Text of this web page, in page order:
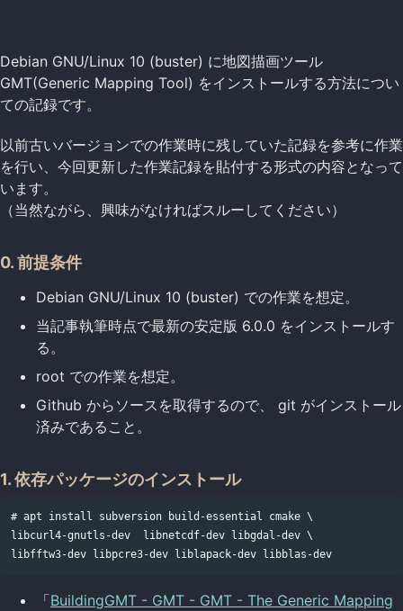
Debian GNU/Linux 10 (buster) に地図描画ツール
GMT(Generic Mapping Tool) をインストールする方法につい
ての記録です。
以前古いバージョンでの作業時に残していた記録を参考に作業
を行い、今回更新した作業記録を貼付する形式の内容となって
います。
（当然ながら、興味がなければスルーしてください）
0. 前提条件
Debian GNU/Linux 10 (buster) での作業を想定。
当記事執筆時点で最新の安定版 6.0.0 をインストールす
る。
root での作業を想定。
Github からソースを取得するので、 git がインストール
済みであること。
1. 依存パッケージのインストール
# apt install subversion build-essential cmake \
libcurl4-gnutls-dev  libnetcdf-dev libgdal-dev \
「BuildingGMT - GMT - GMT - The Generic Mapping